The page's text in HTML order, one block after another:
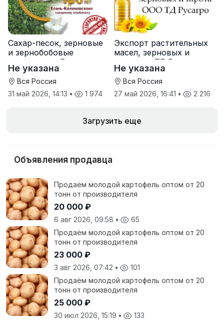
Сахар-песок, зерновые
и зернобобовые
культуры от Елань-
Коленовский СЗ
Не указана
Вся Россия
31 май 2026, 14:13 • 1 974
Экспорт растительных
масел, зерновых и
шрота от ТД Русагро
Не указана
Вся Россия
27 май 2026, 16:41 • 2 216
Загрузить еще
Объявления продавца
Продаём молодой картофель оптом от 20
тонн от производителя
20 000 ₽
6 авг 2026, 09:58 •
65
Продаём молодой картофель оптом от 20
тонн от производителя
23 000 ₽
3 авг 2026, 07:42 •
101
Продаём молодой картофель оптом от 20
тонн от производителя
25 000 ₽
30 июл 2026, 15:19 • 133